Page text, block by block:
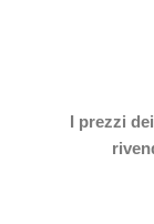
I prezzi